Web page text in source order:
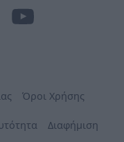
Όροι Χρήσης
Διαφήμιση